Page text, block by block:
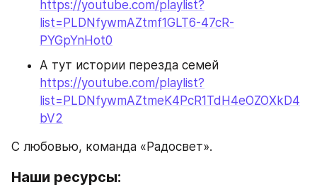
https://youtube.com/playlist?
list=PLDNfywmAZtmf1GLT6-47cR-
PYGpYnHot0
https://youtube.com/playlist?
list=PLDNfywmAZtmeK4PcR1TdH4eOZOXkD4
bV2
С любовью, команда «Радосвет».
Наши ресурсы: